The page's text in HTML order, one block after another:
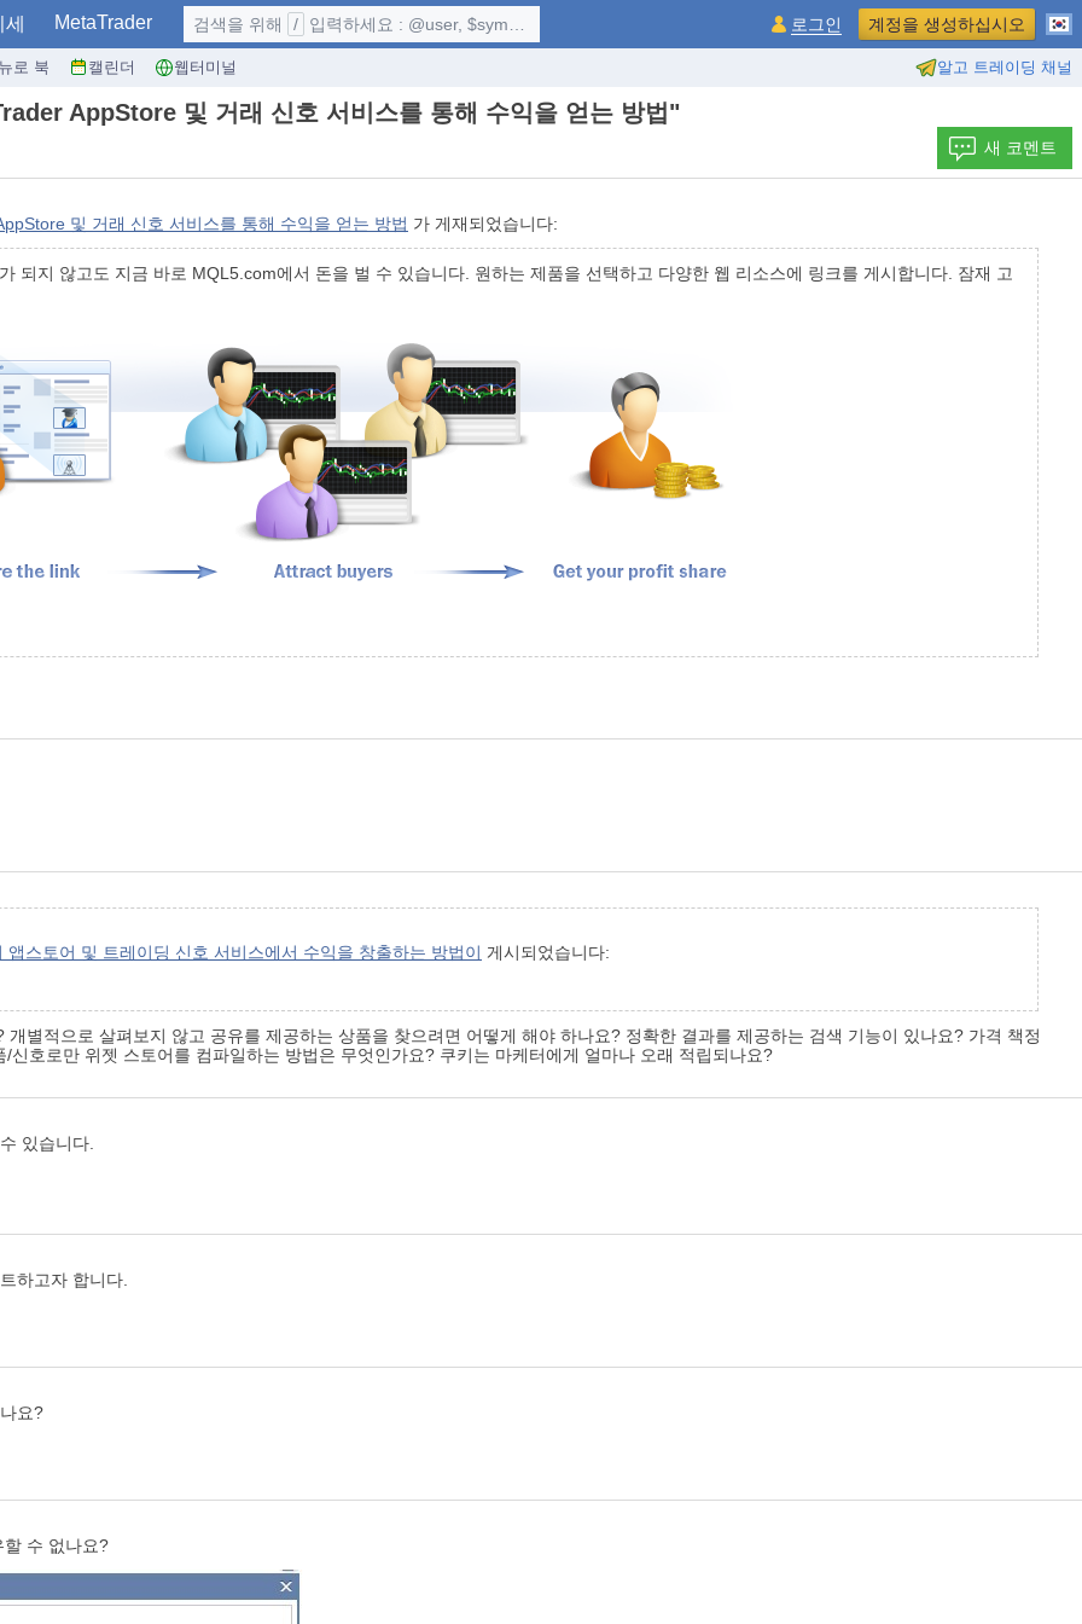
MetaTrader
로 북 캘린더 웹터미널 알고 트레이딩 채널
검색을 위해 / 입력하세요 : @user, $symbol, ... 로그인 계정을 생성하십시오
AppStore 및 거래 신호 서비스를 통해 수익을 얻는 방법"
새 코멘트
및 거래 신호 서비스를 통해 수익을 얻는 방법 가 게재되었습니다:
되지 않고도 지금 바로 MQL5.com에서 돈을 벌 수 있습니다. 원하는 제품을 선택하고 다양한 웹 리소스에 링크를 게시합니다. 잠재 고
스토어 및 트레이딩 신호 서비스에서 수익을 창출하는 방법이 게시되었습니다:
별적으로 살펴보지 않고 공유를 제공하는 상품을 찾으려면 어떻게 해야 하나요? 정확한 결과를 제공하는 검색 기능이 있나요? 가격 책정
호로만 위젯 스토어를 컴파일하는 방법은 무엇인가요? 쿠키는 마케터에게 얼마나 오래 적립되나요?
있습니다.
하고자 합니다.
요?
수 없나요?